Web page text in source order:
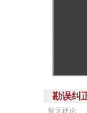
勘误纠
暂无评论